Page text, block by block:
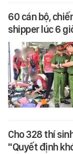
60 cán bộ,
shipper lúc 6
Cho 328 thí
"Quyết định